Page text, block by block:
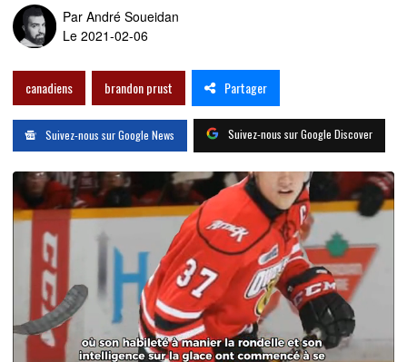
Par André Soueidan
Le 2021-02-06
canadiens brandon prust Partager
Suivez-nous sur Google News Suivez-nous sur Google Discover